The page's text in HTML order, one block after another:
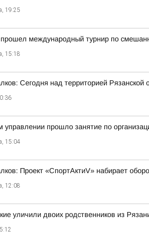
19:25
международный турнир по
15:18
Сегодня над территорией
управлении прошло занятие по
15:04
Проект «СпортАктиV» набирает
12:08
уличили двоих родственников из